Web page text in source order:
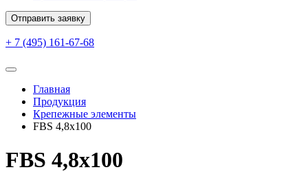
Отправить заявку
+ 7 (495) 161-67-68
Главная
Продукция
Крепежные элементы
FBS 4,8х100
FBS 4,8х100